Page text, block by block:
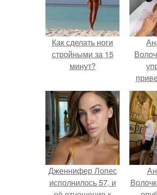
Как сделать ноги
стройными за 15
минут?
Дженнифер Лопес
исполнилось 57, и